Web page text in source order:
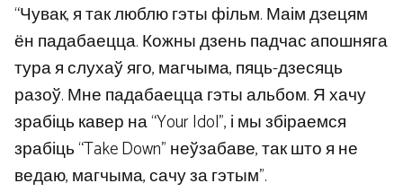
“Чувак, я так люблю гэты фільм. Маім дзецям
ён падабаецца. Кожны дзень падчас апошняга
тура я слухаў яго, магчыма, пяць-дзесяць
разоў. Мне падабаецца гэты альбом. Я хачу
зрабіць кавер на “Your Idol”, і мы збіраемся
зрабіць “Take Down” неўзабаве, так што я не
ведаю, магчыма, сачу за гэтым”.